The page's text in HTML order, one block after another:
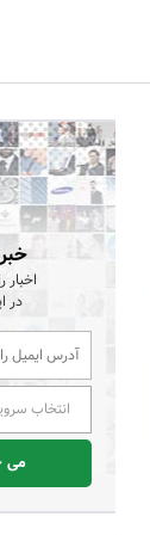
اخبار
در
انتخاب
می